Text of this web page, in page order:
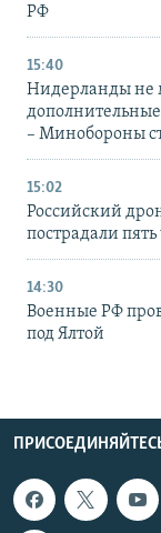
РФ
15:40
Нидерланды не
– Минобороны
15:02
Российский
пострадали
14:30
Военные РФ
под Ялтой